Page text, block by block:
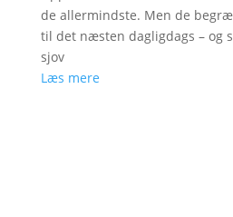
de allermindste. Men de
til det næsten dagligdags – og
sjov
Læs mere